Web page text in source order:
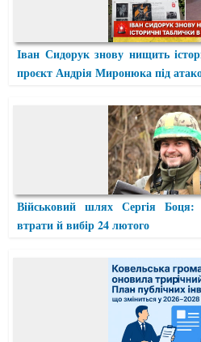
Іван Сидорук знову нищить
проєкт Андрія Миронюка під
Військовий шлях Сергія Боця:
втрати й вибір 24 лютого